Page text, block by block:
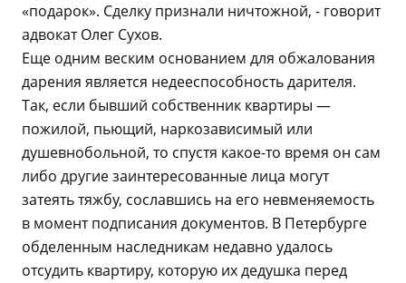
«подарок». Сделку признали ничтожной, - говорит
адвокат Олег Сухов.
Еще одним веским основанием для обжалования
дарения является недееспособность дарителя.
Так, если бывший собственник квартиры —
пожилой, пьющий, наркозависимый или
душевнобольной, то спустя какое-то время он сам
либо другие заинтересованные лица могут
затеять тяжбу, сославшись на его невменяемость
в момент подписания документов. В Петербурге
обделенным наследникам недавно удалось
отсудить квартиру, которую их дедушка перед